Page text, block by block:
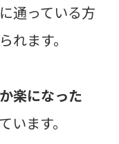
通っている方
れます。
楽になった
います。